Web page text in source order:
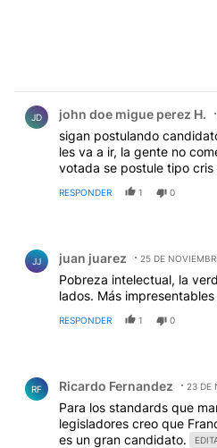
JD john doe migue perez H.
sigan postulando
les va a ir, la gente no
votada se postule tipo
RESPONDER 1 0
JJ juan juarez 25 DE
Pobreza intelectual, la
lados. Más
RESPONDER 1 0
RF Ricardo Fernandez 23 DE
Para los standards que
legisladores creo que
es un gran candidato.